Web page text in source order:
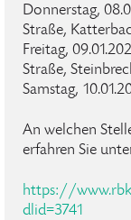
Donnerstag,
Straße,
Freitag,
Straße,
Samstag,
An welchen
erfahren Sie
https://
dlid=3741